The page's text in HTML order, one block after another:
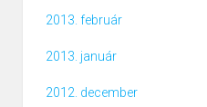
2013. február
2013. január
2012. december